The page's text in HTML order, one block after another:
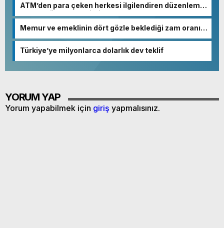
ATM’den para çeken herkesi ilgilendiren düzenleme!
Sayılar tümden değişti
Memur ve emeklinin dört gözle beklediği zam oranı
Türkiye’ye milyonlarca dolarlık dev teklif
YORUM YAP
Yorum yapabilmek için giriş yapmalısınız.